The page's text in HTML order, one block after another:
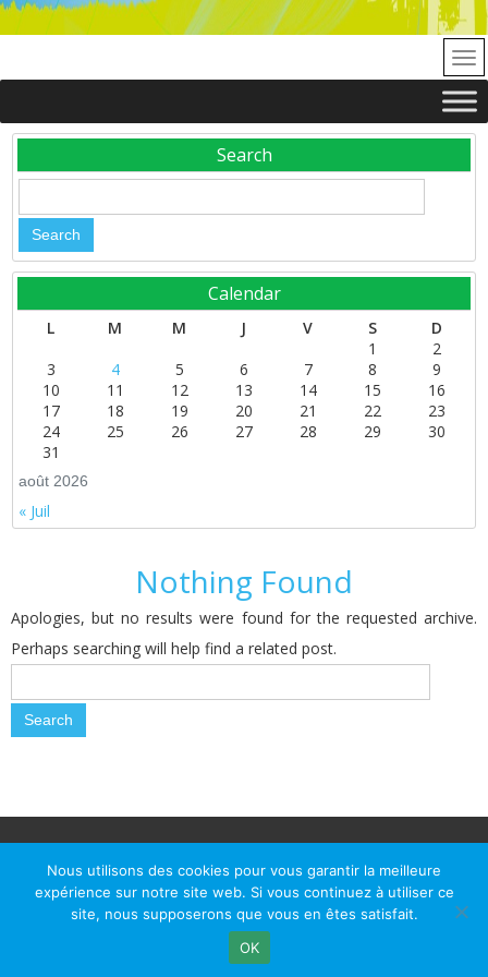
Search
Calendar
août 2026
L M M J V S
D
1
2
3
4 5 6 7 8
9
10
11 12 13 14 15
16
17
18 19 20 21 22
23
24
25 26 27 28 29
30
31
« Juil
Nothing Found
Apologies, but no results were found for the requested archive.
Perhaps searching will help find a related post.
Mairie du Passage d'Agen, BP 7, place du Général de Gaulle, 47520
Le Passage d'Agen - Téléphone: +33 5 53 77 18 77
Nous utilisons des cookies pour vous garantir la meilleure
expérience sur notre site web. Si vous continuez à utiliser ce
site, nous supposerons que vous en êtes satisfait.
OK